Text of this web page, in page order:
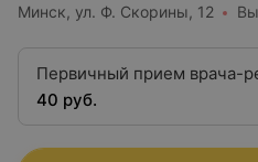
Минск, ул. Ф. Скорины, 12
Первичный прием врача-
40 руб.